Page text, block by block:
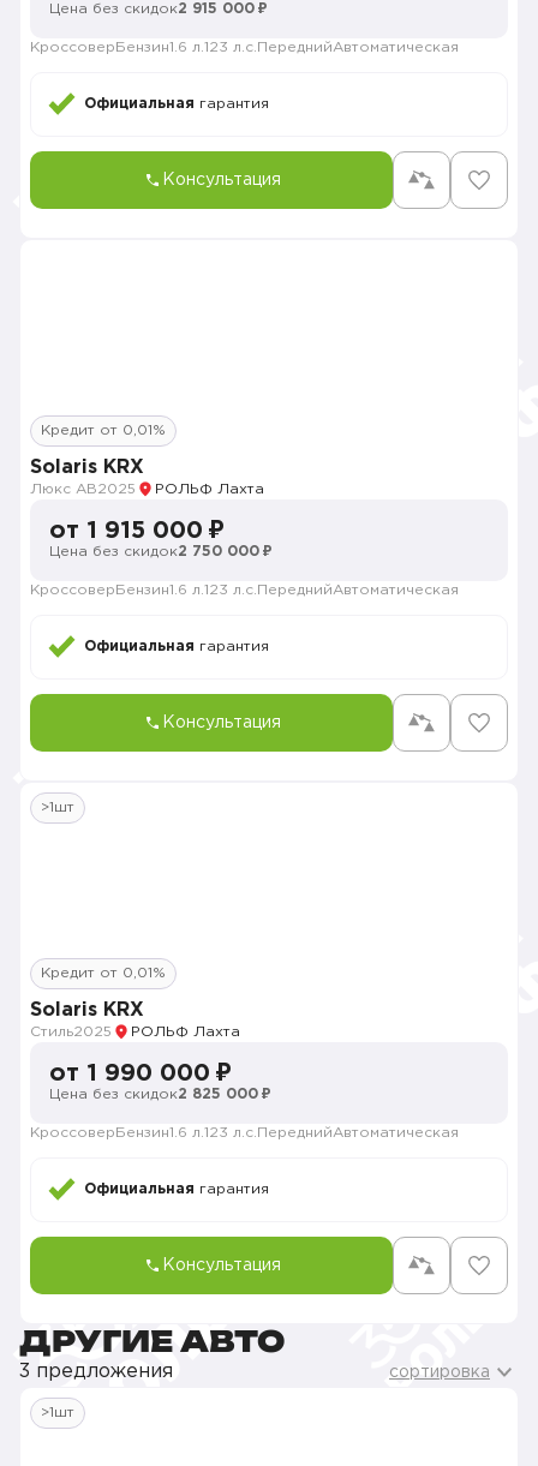
Цена без скидок2 915 000 ₽
Кроссовер Бензин1.6 л. 123 л.с. ПереднийАвтоматическая
Официальная гарантия
Консультация
Кредит от 0,01%
Solaris KRX
Люкс АВ2025 РОЛЬФ Лахта
от 1 915 000 ₽
Цена без скидок2 750 000 ₽
Кроссовер Бензин1.6 л. 123 л.с. ПереднийАвтоматическая
Официальная гарантия
Консультация
>1шт
Кредит от 0,01%
Solaris KRX
Стиль2025 РОЛЬФ Лахта
от 1 990 000 ₽
Цена без скидок2 825 000 ₽
Кроссовер Бензин1.6 л. 123 л.с. ПереднийАвтоматическая
Официальная гарантия
Консультация
ДРУГИЕ АВТО
3 предложения сортировка
>1шт